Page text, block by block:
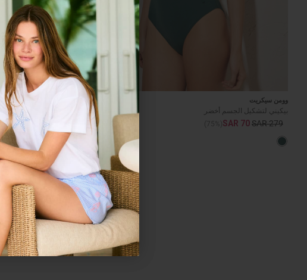
وومن سيكريت
بيكيني لتشكيل الجسم أخضر
SAR 279
SAR 70
وومن سيكريت
بيكيني أسود لتشكيل الجسم
SAR 70
عروض
واحصل على خصم